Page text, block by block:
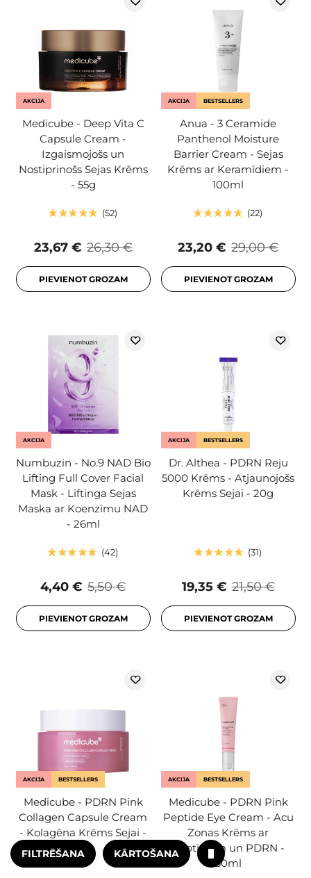
AKCIJA
Medicube - Deep Vita C
Capsule Cream -
Izgaismojošs un
Nostiprinošs Sejas Krēms
- 55g
52
26,30 €
23,67 €
PIEVIENOT GROZAM
AKCIJA BESTSELLERS
Anua - 3 Ceramide
Panthenol Moisture
Barrier Cream - Sejas
Krēms ar Keramīdiem -
100ml
22
29,00 €
23,20 €
PIEVIENOT GROZAM
AKCIJA
Numbuzin - No.9 NAD Bio
Lifting Full Cover Facial
Mask - Liftinga Sejas
Maska ar Koenzīmu NAD
- 26ml
42
5,50 €
4,40 €
PIEVIENOT GROZAM
AKCIJA BESTSELLERS
Dr. Althea - PDRN Reju
5000 Krēms - Atjaunojošs
Krēms Sejai - 20g
31
21,50 €
19,35 €
PIEVIENOT GROZAM
AKCIJA BESTSELLERS
Medicube - PDRN Pink
Collagen Capsule Cream
- Kolagēna Krēms Sejai -
55g
AKCIJA BESTSELLERS
Medicube - PDRN Pink
Peptide Eye Cream - Acu
Zonas Krēms ar
Peptīdiem un PDRN -
30ml
FILTRĒŠANA KĀRTOŠANA